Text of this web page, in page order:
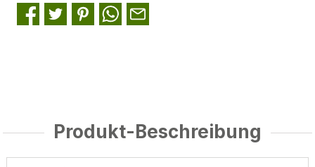
Produkt-Beschreibung